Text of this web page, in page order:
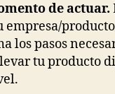
de actuar.
empresa/
los pasos
tu producto